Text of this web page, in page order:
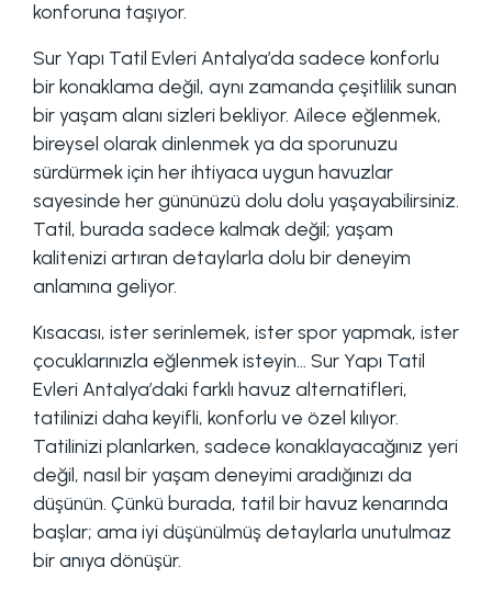
konforuna taşıyor.
Sur Yapı Tatil Evleri Antalya’da sadece konforlu
bir konaklama değil, aynı zamanda çeşitlilik sunan
bir yaşam alanı sizleri bekliyor. Ailece eğlenmek,
bireysel olarak dinlenmek ya da sporunuzu
sürdürmek için her ihtiyaca uygun havuzlar
sayesinde her gününüzü dolu dolu yaşayabilirsiniz.
Tatil, burada sadece kalmak değil; yaşam
kalitenizi artıran detaylarla dolu bir deneyim
anlamına geliyor.
Kısacası, ister serinlemek, ister spor yapmak, ister
çocuklarınızla eğlenmek isteyin… Sur Yapı Tatil
Evleri Antalya’daki farklı havuz alternatifleri,
tatilinizi daha keyifli, konforlu ve özel kılıyor.
Tatilinizi planlarken, sadece konaklayacağınız yeri
değil, nasıl bir yaşam deneyimi aradığınızı da
düşünün. Çünkü burada, tatil bir havuz kenarında
başlar; ama iyi düşünülmüş detaylarla unutulmaz
bir anıya dönüşür.